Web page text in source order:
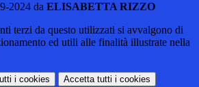
2024 da ELISABETTA RIZZO
terzi da questo utilizzati si avvalgono di
ed utili alle finalità illustrate nella
i cookies Accetta tutti i cookies